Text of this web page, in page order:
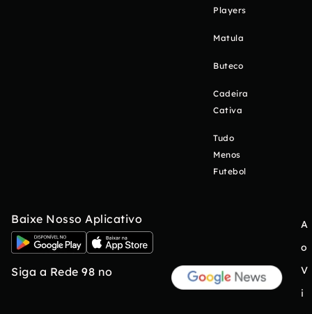
Players
Matula
Buteco
Cadeira
Cativa
Tudo
Menos
Futebol
Baixe Nosso Aplicativo
Siga a Rede 98 no
A
o
V
i